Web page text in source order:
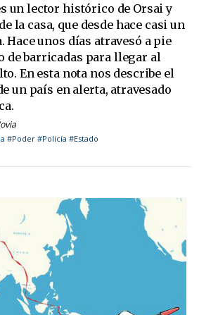
un lector histórico de Orsai y
la casa, que desde hace casi un
Hace unos días atravesó a pie
de barricadas para llegar al
En esta nota nos describe el
un país en alerta, atravesado
#Poder #Policía #Estado